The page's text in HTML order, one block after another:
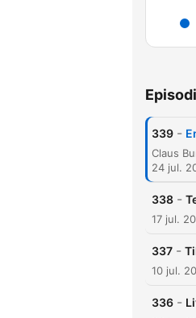
339 -
24 jul.
338 -
17 jul.
337 -
10 jul.
336 -